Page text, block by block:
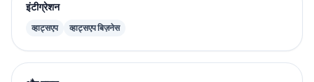
इंटीग्रेशन
व्हाट्सएप व्हाट्सएप बिज़नेस